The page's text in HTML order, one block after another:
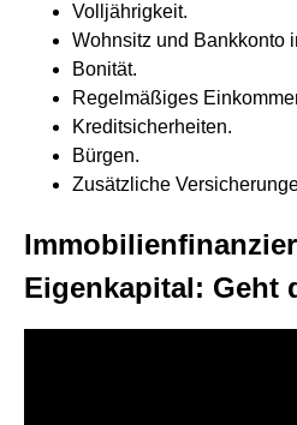
Volljährigkeit.
Wohnsitz und Bankkonto
Bonität.
Regelmäßiges
Kreditsicherheiten.
Bürgen.
Zusätzliche
Eigenkapital: Geht